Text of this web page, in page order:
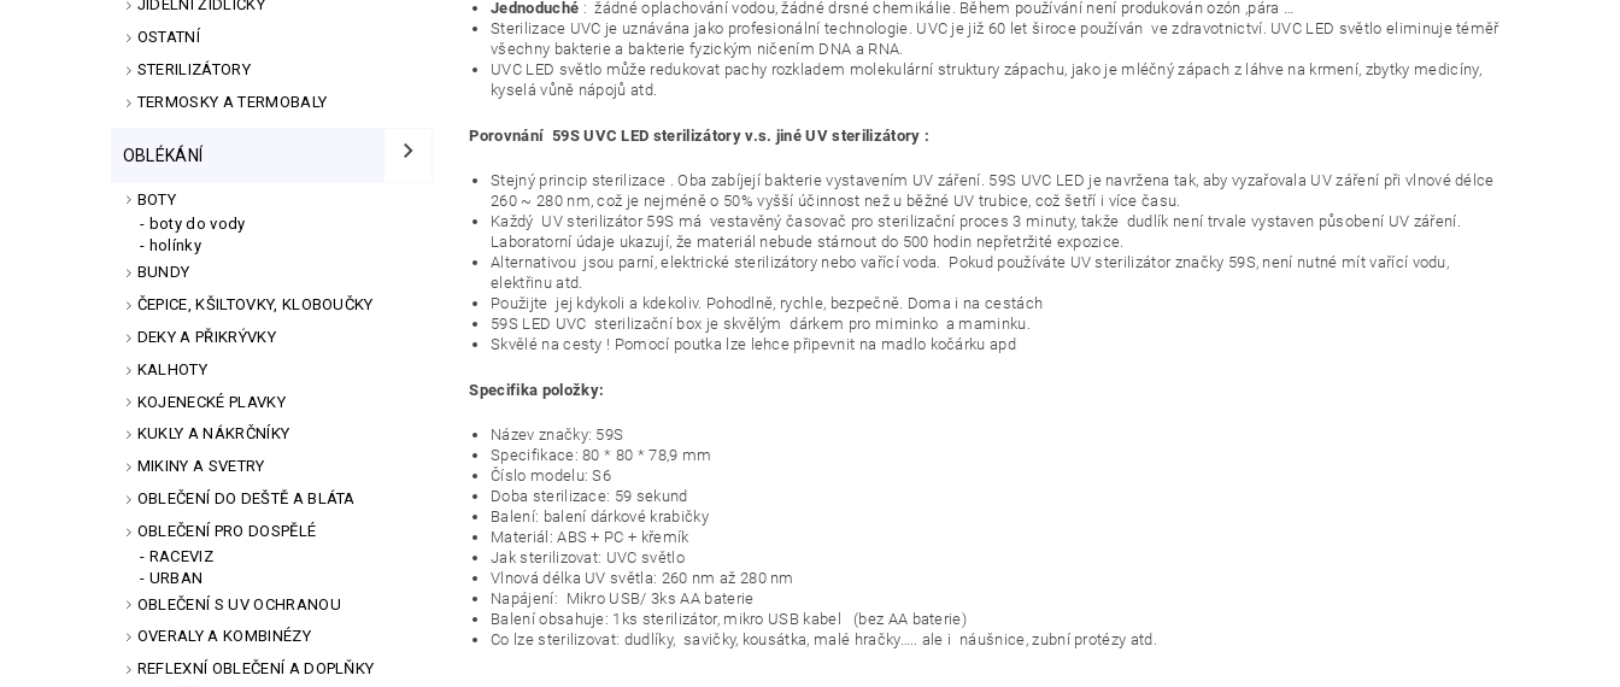
JÍDELNÍ ŽIDLIČKY
OSTATNÍ
STERILIZÁTORY
TERMOSKY A TERMOBALY
OBLÉKÁNÍ
BOTY
boty do vody
holínky
BUNDY
ČEPICE, KŠILTOVKY, KLOBOUČKY
DEKY A PŘIKRÝVKY
KALHOTY
KOJENECKÉ PLAVKY
KUKLY A NÁKRČNÍKY
MIKINY A SVETRY
OBLEČENÍ DO DEŠTĚ A BLÁTA
OBLEČENÍ PRO DOSPĚLÉ
RACEVIZ
URBAN
OBLEČENÍ S UV OCHRANOU
OVERALY A KOMBINÉZY
REFLEXNÍ OBLEČENÍ A DOPLŇKY
Jednoduché : žádné oplachování vodou, žádné drsné chemikálie. Během používání není produkován ozón ,pára …
Sterilizace UVC je uznávána jako profesionální technologie. UVC je již 60 let široce používán ve zdravotnictví. UVC LED světlo eliminuje téměř
všechny bakterie a bakterie fyzickým ničením DNA a RNA.
UVC LED světlo může redukovat pachy rozkladem molekulární struktury zápachu, jako je mléčný zápach z láhve na krmení, zbytky medicíny,
kyselá vůně nápojů atd.
Porovnání 59S UVC LED sterilizátory v.s. jiné UV sterilizátory :
Stejný princip sterilizace . Oba zabíjejí bakterie vystavením UV záření. 59S UVC LED je navržena tak, aby vyzařovala UV záření při vlnové délce
260 ~ 280 nm, což je nejméně o 50% vyšší účinnost než u běžné UV trubice, což šetří i více času.
Každý UV sterilizátor 59S má vestavěný časovač pro sterilizační proces 3 minuty, takže dudlík není trvale vystaven působení UV záření.
Laboratorní údaje ukazují, že materiál nebude stárnout do 500 hodin nepřetržité expozice.
Alternativou jsou parní, elektrické sterilizátory nebo vařící voda. Pokud používáte UV sterilizátor značky 59S, není nutné mít vařící vodu,
elektřinu atd.
Použijte jej kdykoli a kdekoliv. Pohodlně, rychle, bezpečně. Doma i na cestách
59S LED UVC sterilizační box je skvělým dárkem pro miminko a maminku.
Skvělé na cesty ! Pomocí poutka lze lehce připevnit na madlo kočárku apd
Specifika položky:
Název značky: 59S
Specifikace: 80 * 80 * 78,9 mm
Číslo modelu: S6
Doba sterilizace: 59 sekund
Balení: balení dárkové krabičky
Materiál: ABS + PC + křemík
Jak sterilizovat: UVC světlo
Vlnová délka UV světla: 260 nm až 280 nm
Napájení: Mikro USB/ 3ks AA baterie
Balení obsahuje: 1ks sterilizátor, mikro USB kabel (bez AA baterie)
Co lze sterilizovat: dudlíky, savičky, kousátka, malé hračky….. ale i náušnice, zubní protézy atd.